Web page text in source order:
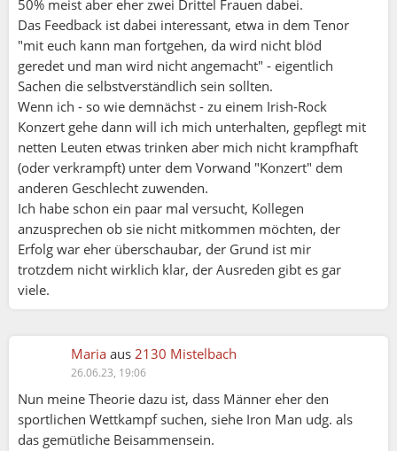
50% meist aber eher zwei Drittel Frauen dabei.
Das Feedback ist dabei interessant, etwa in dem Tenor
"mit euch kann man fortgehen, da wird nicht blöd
geredet und man wird nicht angemacht" - eigentlich
Sachen die selbstverständlich sein sollten.
Wenn ich - so wie demnächst - zu einem Irish-Rock
Konzert gehe dann will ich mich unterhalten, gepflegt mit
netten Leuten etwas trinken aber mich nicht krampfhaft
(oder verkrampft) unter dem Vorwand "Konzert" dem
anderen Geschlecht zuwenden.
Ich habe schon ein paar mal versucht, Kollegen
anzusprechen ob sie nicht mitkommen möchten, der
Erfolg war eher überschaubar, der Grund ist mir
trotzdem nicht wirklich klar, der Ausreden gibt es gar
viele.
Maria aus 2130 Mistelbach
26.06.23, 19:06
Nun meine Theorie dazu ist, dass Männer eher den
sportlichen Wettkampf suchen, siehe Iron Man udg. als
das gemütliche Beisammensein.
Pablito:
Global kann man diese Frage nicht beantworten!
Da müsste man wissen welche Altersgruppen das
betreffen.